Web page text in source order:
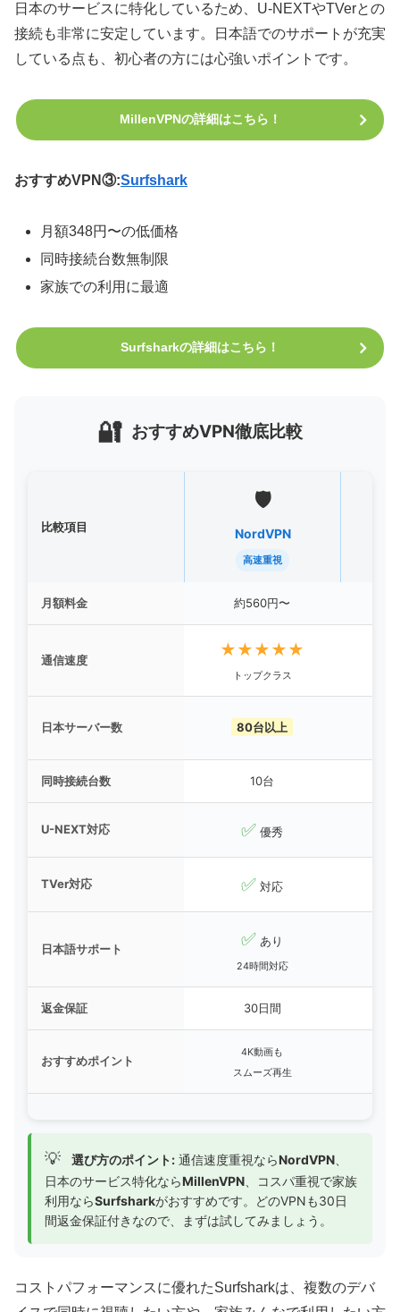
日本のサービスに特化しているため、U-NEXTやTVerとの
接続も非常に安定しています。日本語でのサポートが充実
している点も、初心者の方には心強いポイントです。
MillenVPNの詳細はこちら！
おすすめVPN③:Surfshark
月額348円〜の低価格
同時接続台数無制限
家族での利用に最適
Surfsharkの詳細はこちら！
🔐 おすすめVPN徹底比較
比較項目
🛡️
NordVPN
高速重視
月額料金 約560円〜
通信速度
★★★★★
トップクラス
日本サーバー数 80台以上
同時接続台数 10台
U-NEXT対応 ✅ 優秀
TVer対応 ✅ 対応
日本語サポート ✅ あり
24時間対応
返金保証 30日間
おすすめポイント
4K動画も
スムーズ再生
💡 選び方のポイント: 通信速度重視ならNordVPN
日本のサービス特化ならMillenVPN 、コスパ重視で家族
利用ならSurfsharkがおすすめです。どのVPNも30日
間返金保証付きなので、まずは試してみましょう。
コストパフォーマンスに優れたSurfsharkは、複数のデバ